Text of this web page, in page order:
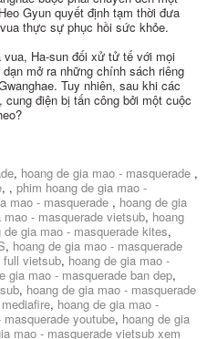
Gyun quyết định tạm thời đưa
thực sự phục hồi sức khỏe.
Ha-sun đối xử tử tế với mọi
mở ra những chính sách riêng
Tuy nhiên, sau khi các
điện bị tấn công bởi một cuộc
, hoang de gia mao - masquerade ,
, , phim hoang de gia mao -
mao - masquerade , hoang de gia
mao - masquerade vietsub, hoang
de gia mao - masquerade kites,
, hoang de gia mao - masquerade
full vietsub, hoang de gia mao -
gia mao - masquerade ban dep,
, hoang de gia mao - masquerade
, hoang de gia mao -
youtube, hoang de gia
mao - masquerade vietsub xem